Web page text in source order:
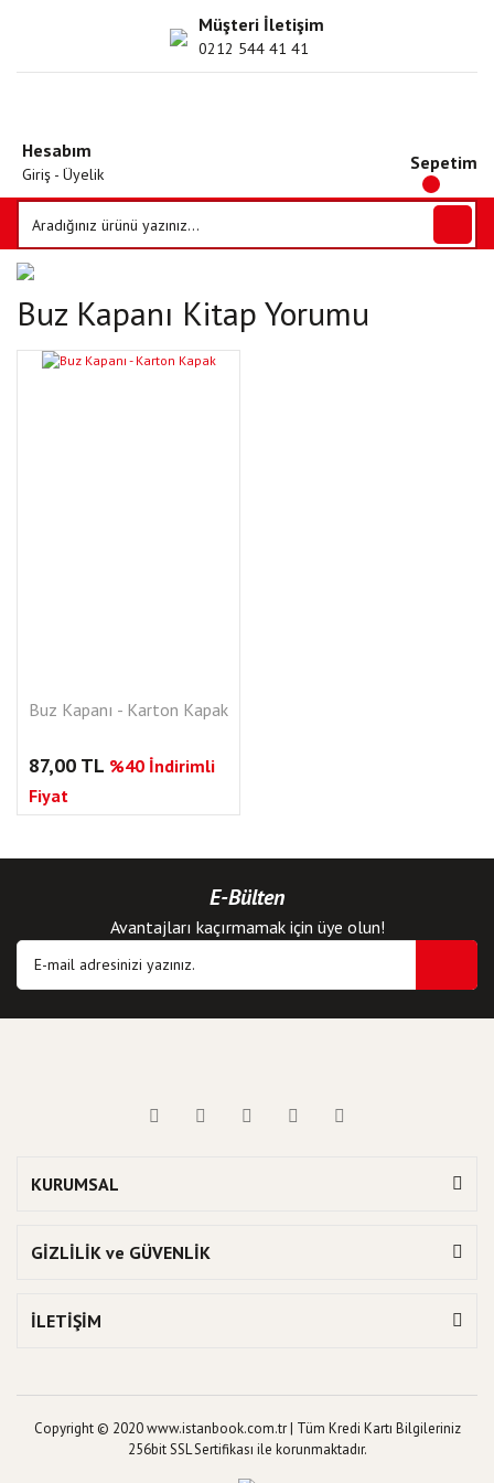
Müşteri İletişim
0212 544 41 41
Hesabım
Giriş - Üyelik
Sepetim
Buz Kapanı Kitap Yorumu
Buz Kapanı - Karton Kapak
87,00 TL %40 İndirimli
Fiyat
E-Bülten
Avantajları kaçırmamak için üye olun!
KURUMSAL
GİZLİLİK ve GÜVENLİK
İLETİŞİM
Copyright © 2020 www.istanbook.com.tr | Tüm Kredi Kartı Bilgileriniz
256bit SSL Sertifikası ile korunmaktadır.